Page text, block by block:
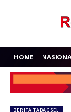
HOME
BERITA TABAGSEL